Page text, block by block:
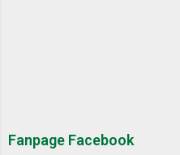
Fanpage Facebook